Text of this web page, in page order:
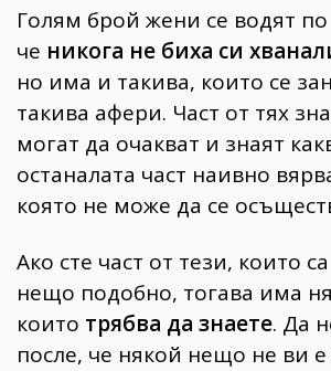
Gentlemen
382
Wellness
1817
ПОСЛЕДВАЙТЕ
Голям брой жени се водят
че никога не биха си
но има и такива, които се
такива афери. Част от тях
могат да очакват и знаят
останалата част наивно
която не може да се
Ако сте част от тези, които
нещо подобно, тогава има
които трябва да знаете. Да
после, че някой нещо не ви е